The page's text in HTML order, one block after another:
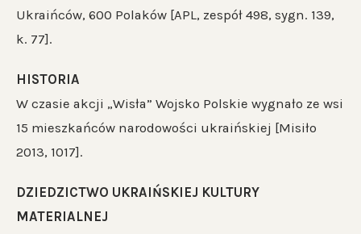
Ukraińców, 600 Polaków [APL, zespół 498, sygn. 139,
k. 77].
HISTORIA
W czasie akcji „Wisła” Wojsko Polskie wygnało ze wsi
15 mieszkańców narodowości ukraińskiej [Misiło
2013, 1017].
DZIEDZICTWO UKRAIŃSKIEJ KULTURY
MATERIALNEJ